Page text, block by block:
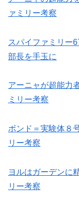
ァミリー考察
スパイファミリー
部長を手玉に
アーニャが超能力
ミリー考察
ボンド＝実験体８
リー考察
ヨルはガーデンに
リー考察